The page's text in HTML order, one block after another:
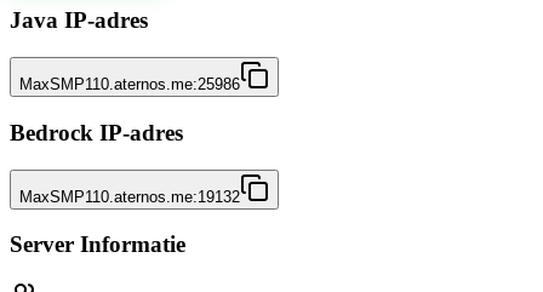
Java IP-adres
MaxSMP110.aternos.me:25986
Bedrock IP-adres
MaxSMP110.aternos.me:19132
Server Informatie